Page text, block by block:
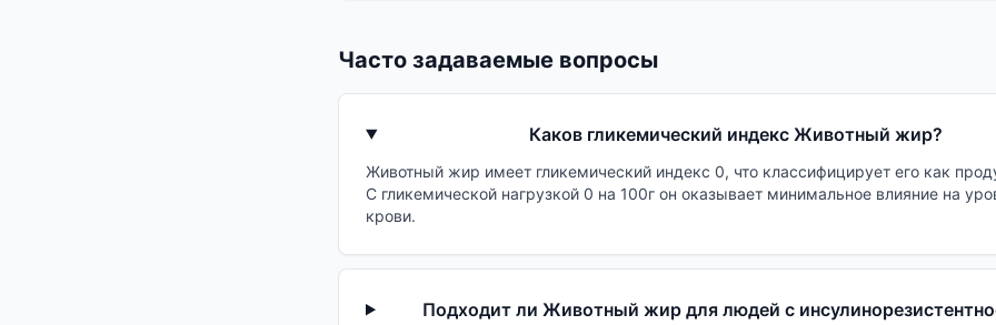
Часто задаваемые вопросы
Каков гликемический индекс Животный жир?
Животный жир имеет гликемический индекс 0, что классифицирует его как
С гликемической нагрузкой 0 на 100г он оказывает минимальное влияние на
крови.
Подходит ли Животный жир для людей с